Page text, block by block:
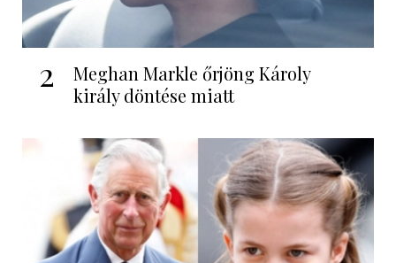
2
Meghan Markle őrjöng Károly
király döntése miatt